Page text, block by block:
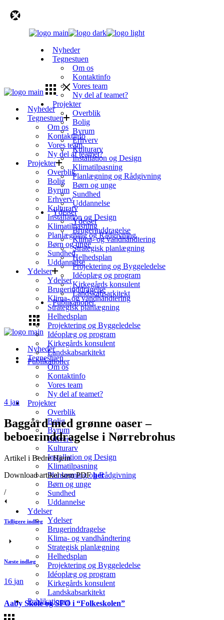
Nyheder
Tegnestuen
Om os
Kontaktinfo
Vores team
Ny del af teamet?
Projekter
Overblik
Bolig
Byrum
Erhverv
Kulturarv
Installation og Design
Klimatilpasning
Planlægning og Rådgivning
Børn og unge
Sundhed
Uddannelse
Ydelser
Ydelser
Brugerinddragelse
Klima- og vandhåndtering
Strategisk planlægning
Helhedsplan
Projektering og Byggeledelse
Idéoplæg og program
Kirkegårds konsulent
Landskabsarkitekt
Publikationer
Nyheder
Tegnestuen
Om os
Kontaktinfo
Vores team
Ny del af teamet?
Projekter
Overblik
Bolig
Byrum
Erhverv
Kulturarv
Installation og Design
Klimatilpasning
Planlægning og Rådgivning
Børn og unge
Sundhed
Uddannelse
Ydelser
Ydelser
Brugerinddragelse
Klima- og vandhåndtering
Strategisk planlægning
Helhedsplan
Projektering og Byggeledelse
Idéoplæg og program
Kirkegårds konsulent
Landskabsarkitekt
Publikationer
Nyheder
Tegnestuen
Om os
Kontaktinfo
Vores team
Ny del af teamet?
Projekter
Overblik
Bolig
Byrum
Erhverv
Kulturarv
Installation og Design
Klimatilpasning
Planlægning og Rådgivning
Børn og unge
Sundhed
Uddannelse
Ydelser
Ydelser
Brugerinddragelse
Klima- og vandhåndtering
Strategisk planlægning
Helhedsplan
Projektering og Byggeledelse
Idéoplæg og program
Kirkegårds konsulent
Landskabsarkitekt
Publikationer
4 jan
Baggård med grønne oaser –
beboerinddragelse i Nørrebrohus
Artikel i Bedre Hjem
Download artikel som PDFher
/
Tidligere indlæg
Næste indlæg
16 jan
Aaby Skole og SFO i “Folkeskolen”